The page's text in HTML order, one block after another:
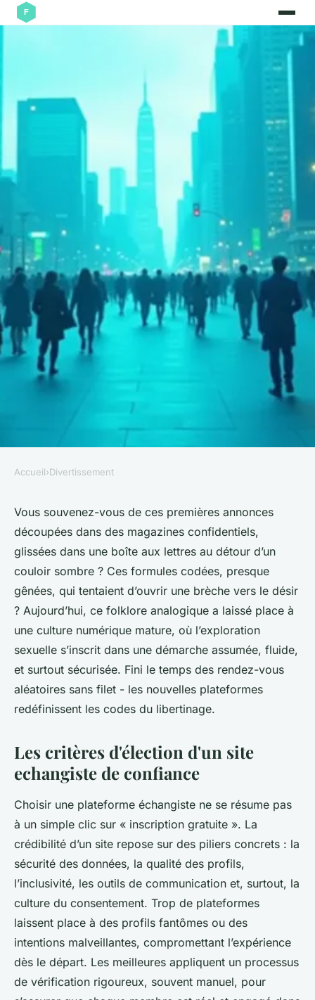
Pourquoi choisir gleese
comme votre plateforme
d'échange ?
Claude•12/03/2026 15:21•10 min de lecture
Accueil›Divertissement
Vous souvenez-vous de ces premières annonces
découpées dans des magazines confidentiels,
glissées dans une boîte aux lettres au détour d’un
couloir sombre ? Ces formules codées, presque
gênées, qui tentaient d’ouvrir une brèche vers le désir
? Aujourd’hui, ce folklore analogique a laissé place à
une culture numérique mature, où l’exploration
sexuelle s’inscrit dans une démarche assumée, fluide,
et surtout sécurisée. Fini le temps des rendez-vous
aléatoires sans filet - les nouvelles plateformes
redéfinissent les codes du libertinage.
Les critères d'élection d'un site
echangiste de confiance
Choisir une plateforme échangiste ne se résume pas
à un simple clic sur « inscription gratuite ». La
crédibilité d’un site repose sur des piliers concrets : la
sécurité des données, la qualité des profils,
l’inclusivité, les outils de communication et, surtout, la
culture du consentement. Trop de plateformes
laissent place à des profils fantômes ou des
intentions malveillantes, compromettant l’expérience
dès le départ. Les meilleures appliquent un processus
de vérification rigoureux, souvent manuel, pour